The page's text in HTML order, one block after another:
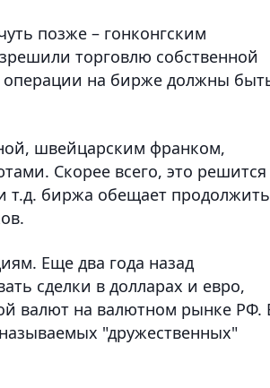
позже – гонконгским
торговлю собственной
операции на бирже должны
швейцарским франком,
Скорее всего, это решится
биржа обещает
Еще два года назад
сделки в долларах и евро,
валют на валютном рынке РФ.
"дружественных"